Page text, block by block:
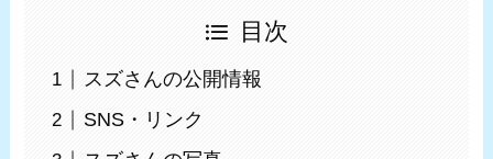
目次
スズさんの公開情報
SNS・リンク